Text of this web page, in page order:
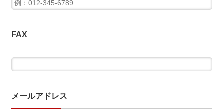
FAX
メールアドレス